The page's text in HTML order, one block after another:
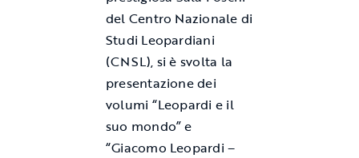
del Centro Nazionale di
Studi Leopardiani
(CNSL), si è svolta la
presentazione dei
volumi “Leopardi e il
suo mondo” e
“Giacomo Leopardi –